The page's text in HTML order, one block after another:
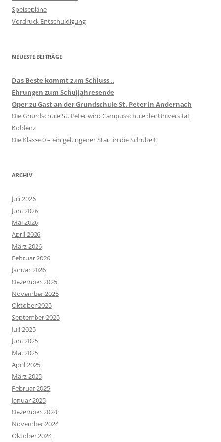
Speisepläne
Vordruck Entschuldigung
NEUESTE BEITRÄGE
Das Beste kommt zum Schluss…
Ehrungen zum Schuljahresende
Oper zu Gast an der Grundschule St. Peter in Andernach
Die Grundschule St. Peter wird Campusschule der Universität
Koblenz
Die Klasse 0 – ein gelungener Start in die Schulzeit
ARCHIV
Juli 2026
Juni 2026
Mai 2026
April 2026
März 2026
Februar 2026
Januar 2026
Dezember 2025
November 2025
Oktober 2025
September 2025
Juli 2025
Juni 2025
Mai 2025
April 2025
März 2025
Februar 2025
Januar 2025
Dezember 2024
November 2024
Oktober 2024